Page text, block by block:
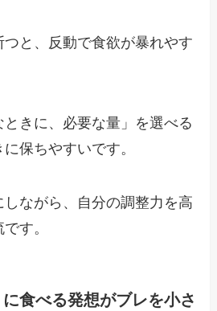
と、反動で食欲が暴れやす
きに、必要な量」を選べる
保ちやすいです。
ながら、自分の調整力を高
す。
に食べる発想がブレを小さ